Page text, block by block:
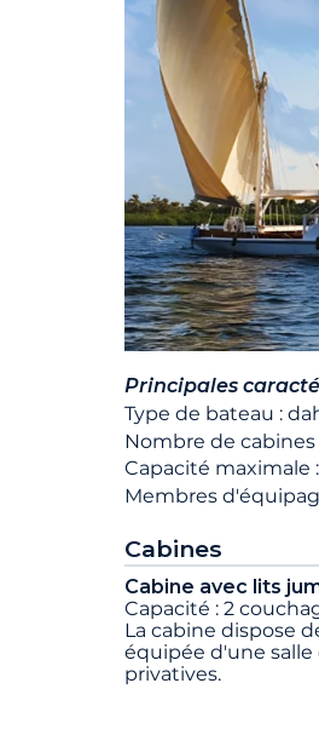
Principales
Type de bateau :
Nombre de cabines
Capacité maximale
Membres
Cabines
Cabine avec lits
Capacité : 2
La cabine dispose
équipée d'une
privatives.